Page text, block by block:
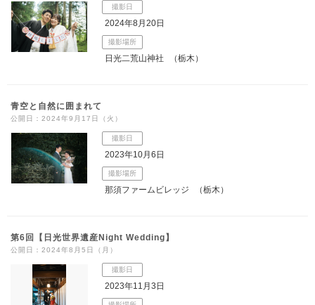
撮影日
2024年8月20日
撮影場所
日光二荒山神社 （栃木）
青空と自然に囲まれて
公開日：2024年9月17日（火）
撮影日
2023年10月6日
撮影場所
那須ファームビレッジ （栃木）
第6回【日光世界遺産Night Wedding】
公開日：2024年8月5日（月）
撮影日
2023年11月3日